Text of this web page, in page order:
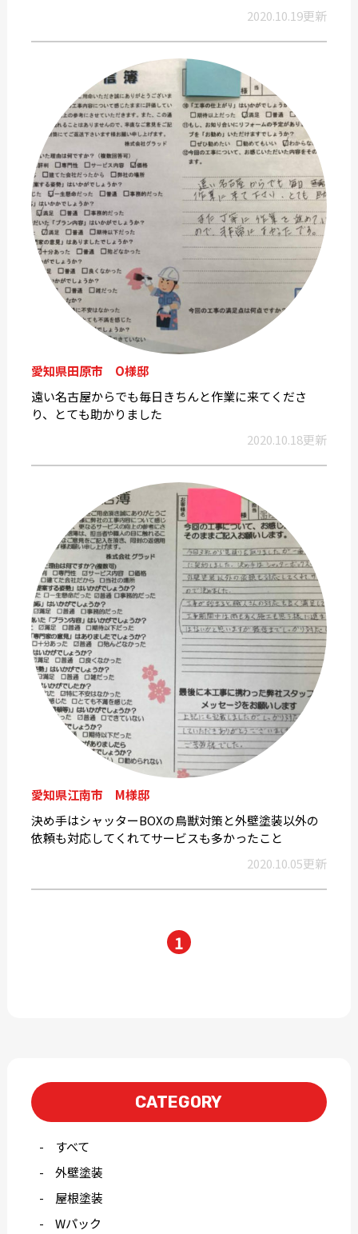
2020.10.19更新
愛知県田原市 O様邸
遠い名古屋からでも毎日きちんと作業に来てくださ
り、とても助かりました
2020.10.18更新
愛知県江南市 M様邸
決め手はシャッターBOXの鳥獣対策と外壁塗装以外の
依頼も対応してくれてサービスも多かったこと
2020.10.05更新
1
CATEGORY
すべて
外壁塗装
屋根塗装
Wパック